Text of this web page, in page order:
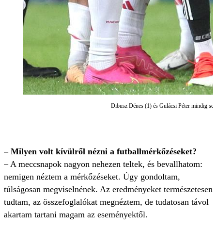
Dibusz Dénes (1) és Gulácsi Péter mindig
– Milyen volt kívülről nézni a futballmérkőzéseket?
– A meccsnapok nagyon nehezen teltek, és bevallhatom:
nemigen néztem a mérkőzéseket. Úgy gondoltam,
túlságosan megviselnének. Az eredményeket természetesen
tudtam, az összefoglalókat megnéztem, de tudatosan távol
akartam tartani magam az eseményektől.